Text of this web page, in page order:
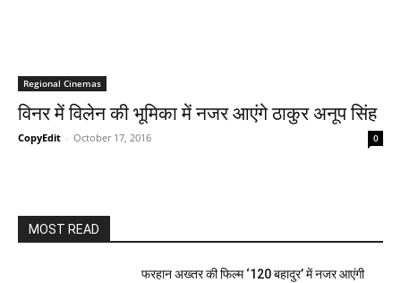
Regional Cinemas
विनर में विलेन की भूमिका में नजर आएंगे ठाकुर अनूप सिंह
CopyEdit - October 17, 2016 0
MOST READ
फरहान अख्तर की फिल्म ‘120 बहादुर’ में नजर आएंगी